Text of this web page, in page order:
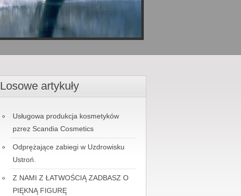
Losowe artykuły
Usługowa produkcja kosmetyków
pzrez Scandia Cosmetics
Odprężające zabiegi w Uzdrowisku
Ustroń.
Z NAMI Z ŁATWOŚCIĄ ZADBASZ O
PIĘKNĄ FIGURĘ